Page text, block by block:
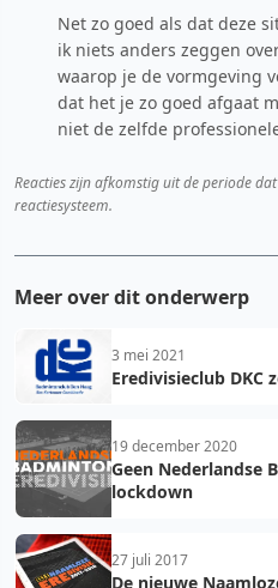
Net zo goed als dat deze
ik niets anders zeggen
waarop je de vormgeving
dat het je zo goed afgaat
niet de zelfde
Reacties zijn afkomstig uit de periode
reactiesysteem.
Meer over dit onderwerp
3 mei 2021
Eredivisieclub
19 december 2020
Geen Nederlandse
lockdown
27 juli 2017
De nieuwe